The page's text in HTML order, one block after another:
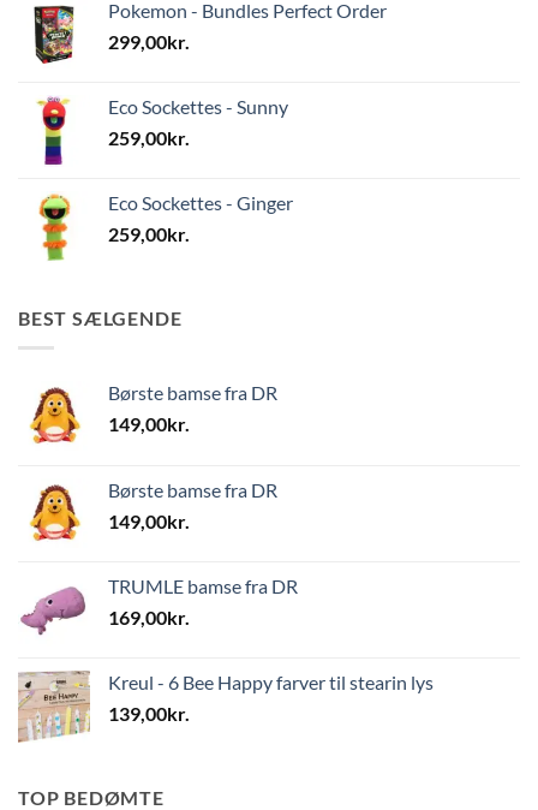
Pokemon - Bundles Perfect Order
299,00kr.
Eco Sockettes - Sunny
259,00kr.
Eco Sockettes - Ginger
259,00kr.
BEST SÆLGENDE
Børste bamse fra DR
149,00kr.
Børste bamse fra DR
149,00kr.
TRUMLE bamse fra DR
169,00kr.
Kreul - 6 Bee Happy farver til stearin lys
139,00kr.
TOP BEDØMTE